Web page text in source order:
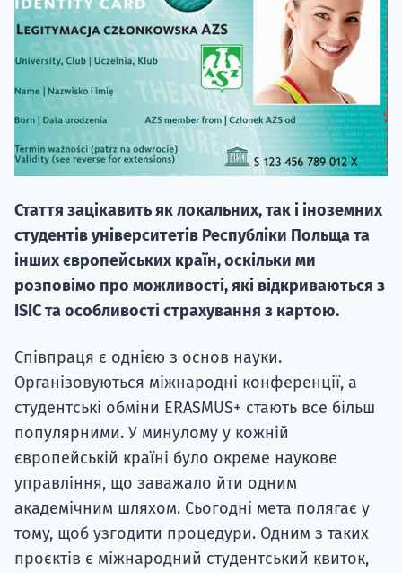
Стаття зацікавить як локальних, так і іноземних
студентів університетів Республіки Польща та
інших європейських країн, оскільки ми
розповімо про можливості, які відкриваються з
ISIC та особливості страхування з картою.
Співпраця є однією з основ науки.
Організовуються міжнародні конференції, а
студентські обміни ERASMUS+ стають все більш
популярними. У минулому у кожній
європейській країні було окреме наукове
управління, що заважало йти одним
академічним шляхом. Сьогодні мета полягає у
тому, щоб узгодити процедури. Одним з таких
проєктів є міжнародний студентський квиток,
"Навчання
НАБІР